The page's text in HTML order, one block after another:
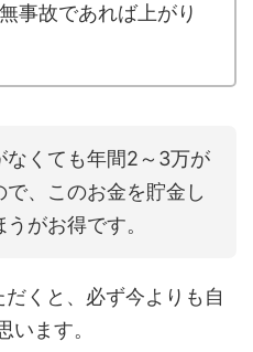
事故であれば上がり
なくても年間2～3万が
で、このお金を貯金し
がお得です。
くと、必ず今よりも自
います。